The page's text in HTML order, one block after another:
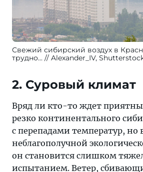
Свежий сибирский воздух в
трудно...
Alexander_IV,
2. Суровый климат
Вряд ли кто-то ждет
резко континентального
с перепадами температур, но
неблагополучной
он становится слишком
испытанием. Ветер,